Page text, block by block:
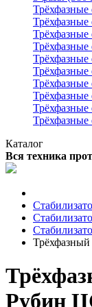
Трёхфазные
Трёхфазные
Трёхфазные
Трёхфазные
Трёхфазные
Трёхфазные
Трёхфазные
Трёхфазные
Трёхфазные
Трёхфазные
Каталог
Вся техника
Рубин